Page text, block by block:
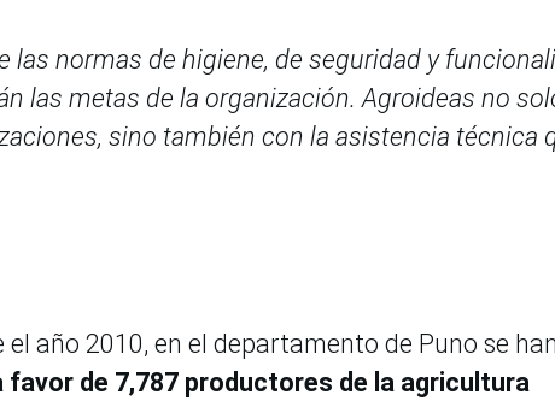
las normas de higiene, de seguridad y
las metas de la organización. Agroideas no
sino también con la asistencia técnica
año 2010, en el departamento de Puno se
favor de 7,787 productores de la agricultura